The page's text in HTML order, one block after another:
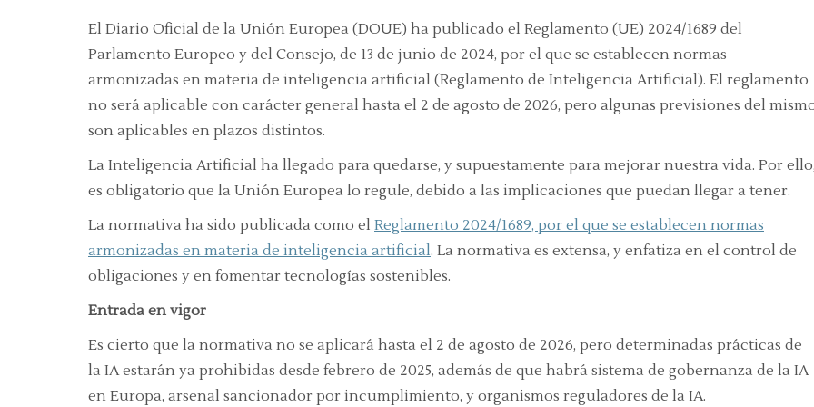
El Diario Oficial de la Unión Europea (DOUE) ha publicado el Reglamento (UE) 2024/1689 del
Parlamento Europeo y del Consejo, de 13 de junio de 2024, por el que se establecen normas
armonizadas en materia de inteligencia artificial (Reglamento de Inteligencia Artificial). El reglamento
no será aplicable con carácter general hasta el 2 de agosto de 2026, pero algunas previsiones del
son aplicables en plazos distintos.
La Inteligencia Artificial ha llegado para quedarse, y supuestamente para mejorar nuestra vida. Por ello,
es obligatorio que la Unión Europea lo regule, debido a las implicaciones que puedan llegar a tener.
La normativa ha sido publicada como el Reglamento 2024/1689, por el que se establecen normas
armonizadas en materia de inteligencia artificial. La normativa es extensa, y enfatiza en el control de
obligaciones y en fomentar tecnologías sostenibles.
Entrada en vigor
Es cierto que la normativa no se aplicará hasta el 2 de agosto de 2026, pero determinadas prácticas de
la IA estarán ya prohibidas desde febrero de 2025, además de que habrá sistema de gobernanza de la IA
en Europa, arsenal sancionador por incumplimiento, y organismos reguladores de la IA.